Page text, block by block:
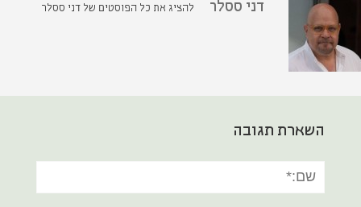
דני ססלר להציג את כל הפוסטים של דני ססלר
השארת תגובה